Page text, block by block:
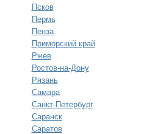
Псков
Пермь
Пенза
Приморский край
Ржев
Ростов-на-Дону
Рязань
Самара
Санкт-Петербург
Саранск
Саратов